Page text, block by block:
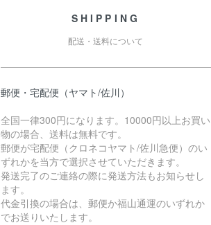
SHIPPING
配送・送料について
郵便・宅配便（ヤマト/佐川）
全国一律300円になります。10000円以上お買い
物の場合、送料は無料です。
郵便が宅配便（クロネコヤマト/佐川急便）のい
ずれかを当方で選択させていただきます。
発送完了のご連絡の際に発送方法もお知らせし
ます。
代金引換の場合は、郵便か福山通運のいずれか
でお送りいたします。